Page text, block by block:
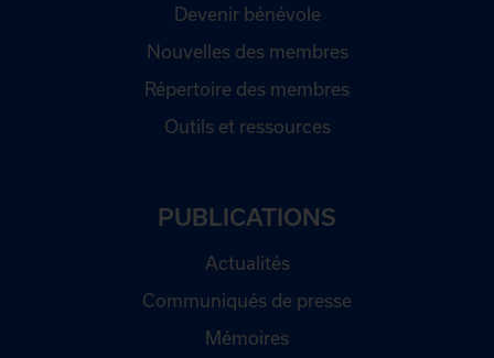
Devenir bénévole
Nouvelles des membres
Répertoire des membres
Outils et ressources
PUBLICATIONS
Actualités
Communiqués de presse
Mémoires